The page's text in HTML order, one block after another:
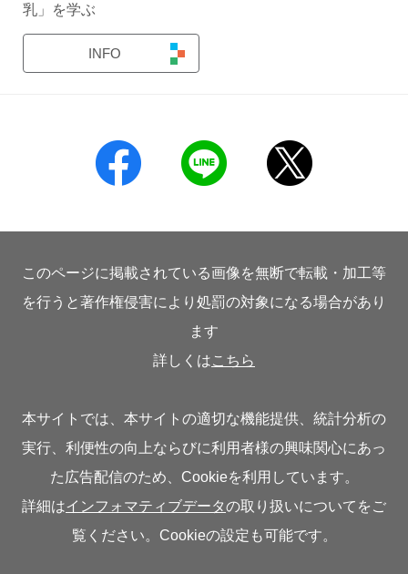
乳」を学ぶ
INFO
このページに掲載されている画像を無断で転載・加工等
を行うと著作権侵害により処罰の対象になる場合があり
ます
詳しくはこちら
本サイトでは、本サイトの適切な機能提供、統計分析の
実行、利便性の向上ならびに利用者様の興味関心にあっ
た広告配信のため、Cookieを利用しています。
詳細はインフォマティブデータの取り扱いについてをご
覧ください。Cookieの設定も可能です。